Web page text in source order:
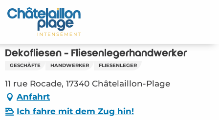
Aller
au
principal
Startseite - DE
Entdecken Sie
Aktivitäten
Zu leben
Dekofliesen - Fliesenlegerhandwerker
GESCHÄFTE HANDWERKER FLIESENLEGER
11 rue Rocade, 17340 Châtelaillon-Plage
Anfahrt
Ich fahre mit dem Zug hin!